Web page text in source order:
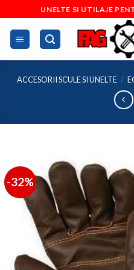
to
content
UNELTE SI UTILAJE
ACCESORII SCULE SI UNELTE /
-32%